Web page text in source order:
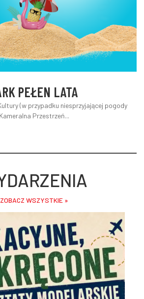
PEŁEN LATA
(w przypadku niesprzyjającej pogody
Kameralna Przestrzeń...
ZOBACZ WSZYSTKIE »